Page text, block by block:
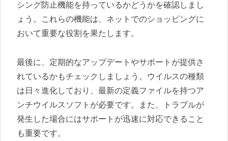
シング防止機能を持っているかどうかを確認しまし
ょう。これらの機能は、ネットでのショッピングに
おいて重要な役割を果たします。
最後に、定期的なアップデートやサポートが提供さ
れているかもチェックしましょう。ウイルスの種類
は日々進化しており、最新の定義ファイルを持つア
ンチウイルスソフトが必要です。また、トラブルが
発生した場合にはサポートが迅速に対応できること
も重要です。